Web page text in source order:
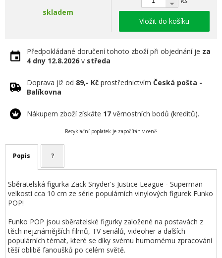
skladem
Vložit do košíku
Předpokládané doručení tohoto zboží při objednání je za
4 dny 12.8.2026 v středa
Doprava již od 89,- Kč prostřednictvím Česká pošta -
Balíkovna
Nákupem zboží získáte 17 věrnostních bodů (kreditů).
Recyklační poplatek je započítán v ceně
Popis ?
Sběratelská figurka Zack Snyder's Justice League - Superman
velkosti cca 10 cm ze série populárních vinylových figurek Funko
POP!
Funko POP jsou sběratelské figurky založené na postavách z
těch nejznámějších filmů, TV seriálů, videoher a dalších
populárních témat, které se díky svému humornému zpracování
těší oblibě fanoušků po celém světě.